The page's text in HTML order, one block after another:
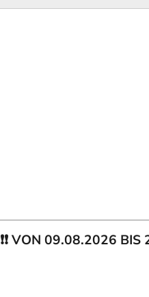
❗❗ VON 09.08.2026